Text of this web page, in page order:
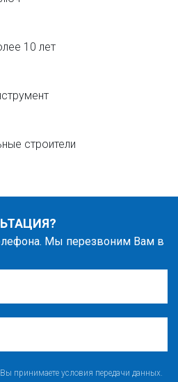
10 лет
строители
Мы перезвоним Вам в
принимаете условия передачи данных.